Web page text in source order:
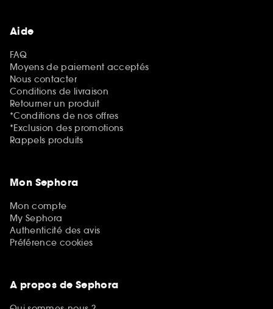
Aide
FAQ
Moyens de paiement acceptés
Nous contacter
Conditions de livraison
Retourner un produit
*Conditions de nos offres
*Exclusion des promotions
Rappels produits
Mon Sephora
Mon compte
My Sephora
Authenticité des avis
Préférence cookies
A propos de Sephora